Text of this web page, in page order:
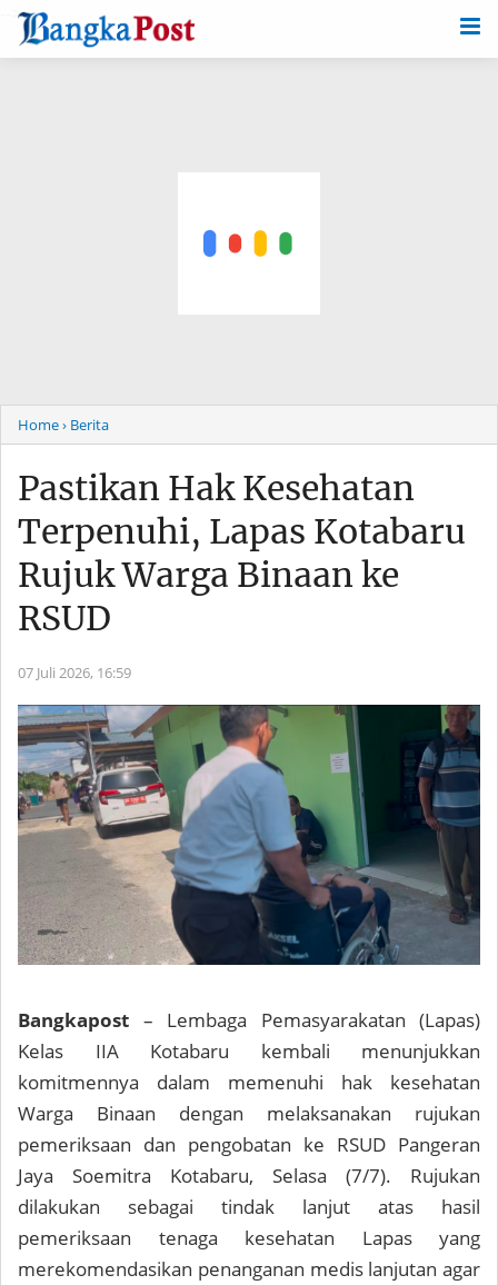
-->
Home› Berita
Pastikan Hak Kesehatan
Terpenuhi, Lapas Kotabaru
Rujuk Warga Binaan ke
RSUD
07 Juli 2026, 16:59
Bangkapost – Lembaga Pemasyarakatan (Lapas)
Kelas IIA Kotabaru kembali menunjukkan
komitmennya dalam memenuhi hak kesehatan
Warga Binaan dengan melaksanakan rujukan
pemeriksaan dan pengobatan ke RSUD Pangeran
Jaya Soemitra Kotabaru, Selasa (7/7). Rujukan
dilakukan sebagai tindak lanjut atas hasil
pemeriksaan tenaga kesehatan Lapas yang
merekomendasikan penanganan medis lanjutan agar